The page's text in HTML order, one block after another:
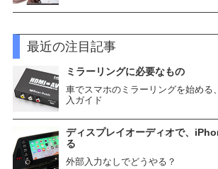
最近の注目記事
ミラーリングに必要なもの
車でスマホのミラーリングを始める
入ガイド
ディスプレイオーディオで、
る
外部入力なしでどうやる？